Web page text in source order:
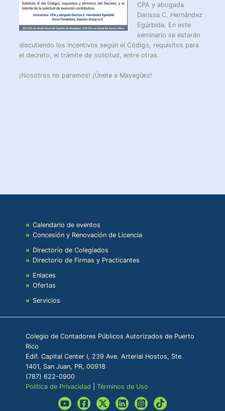
CPA y abogada
Darissa C. Hernández
Egúrbida. En este
seminario se estarán
discutiendo los incentivos según el Código, requisitos para
el decreto, el trámite de solicitud, entre otras.
¡Nosotros no paramos! ¡Únete a Mayagüez!
Calendario de eventos
Concesión y Renovación de Licencia
Directorio de Colegiados
Directorio de Firmas y Practicantes
Enlaces
Ofertas
Servicios
Colegio de Contadores Públicos Autorizados de Puerto
Rico
Edif. Capital Center I, 239 Ave. Arterial Hostos, Ste.
1401, San Juan, PR, 00918
(787) 622-0900
Política de Privacidad |Términos de Uso